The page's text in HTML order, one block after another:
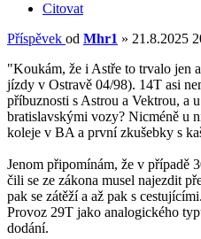
Citovat
Příspěvek od Mhr1 » 21.8.2025
"Koukám, že i Astře to trvalo jen
jízdy v Ostravě 04/98). 14T asi
příbuznosti s Astrou a Vektrou, a
bratislavskými vozy? Nicméně u
koleje v BA a první zkušebky s
Jenom připomínám, že v případě
čili se ze zákona musel najezdit
pak se zátěží a až pak s
Provoz 29T jako analogického
dodání.